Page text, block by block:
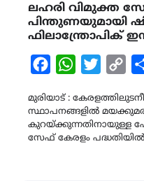
ലഹരി വിമുക്ത
പിന്തുണയുമായി
ഫിലാന്ത്രോപിക്
FacebookWhatsAppTwitter
മുരിയാട് :
സ്ഥാപനങ്ങളില്‍
കുറയ്ക്കുന്നതിനായുള്ള
സേഫ് കേരളം